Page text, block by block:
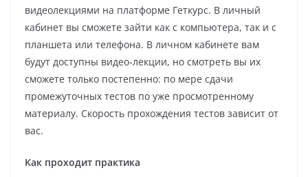
видеолекциями на платформе Геткурс. В личный
кабинет вы сможете зайти как с компьютера, так и с
планшета или телефона. В личном кабинете вам
будут доступны видео-лекции, но смотреть вы их
сможете только постепенно: по мере сдачи
промежуточных тестов по уже просмотренному
материалу. Скорость прохождения тестов зависит от
вас.
Как проходит практика